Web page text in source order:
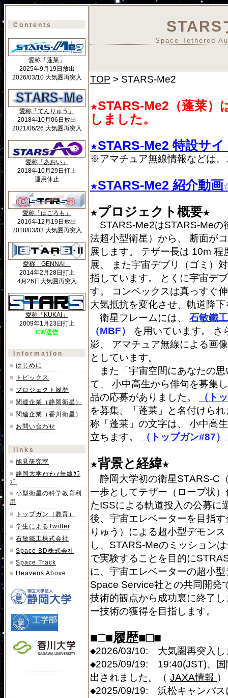
Contents
愛称「蓬莱」
2025年9月19日放出
2026/03/10 大気圏再突入
愛称「てんりゅう」
2018年10月06日放出
2021/06/26 大気圏再突入
愛称「あおい」
2018年10月29日打上
運用休止
愛称「はごろも」
2016年12月19日放出
2018/03/03 大気圏再突入
愛称「GENNAI」
2014年2月28日打上
4月26日大気圏再突入
愛称「KUKAI」
2009年1月23日打上
CW送信
Information
■ はじめに
■
トピックス
■ プロジェクト履歴
■ 関連企業（静岡衛星）
■ 関連企業（香川衛星）
■ お問い合わせ
links
■ 能見研究室
■ 静岡大学ｱﾏﾁｭｱ無線ｸﾗ
ﾌﾞ
■ 小型衛星の科学教育利
用
■
トップガン（教育）
■ 学生によるTwitter
■ 石敏鐵工株式会社
■ Space BD株式会社
■ Space Track
■ Heavens Above
STARS
Space Tethered
TOP > STARS-Me2
★STARS-Me2（蓬莱）
しました。
★STARS-Me2 特設サ
※アマチュア無線情報などは
★STARS-Me2 紹介動
★プロジェクト概要★
STARS-Me2はSTARS-Meの
法超小型衛星）から、 断面が
展します。 テザー長は 10m
展、 また宇宙デブリ（ゴミ）
指しています。 とくに宇宙デ
す。 コンベックスは真っすぐ
大気抵抗を変化させ、軌道降
衛星フレームには、 石敏鐵
（MBF）
を用いています。 さ
影、 アマチュア無線による画
としています。
また「宇宙空間にあなたの思
て、 小中高生から俳句を募集
品の応募がありました。
（ト
を募集、「蓬莱」と名付けら
称「蓬莱」の文字は、 小中高
立ちます。
（トップガン#87）
★背景と経緯★
静岡大学初の衛星STARS-C
一歩としてテザー（ロープ状
たISSによる軌道投入の公募に
後、宇宙エレベーターを目指
りゅう）による超小型デモン
し、STARS-Meのミッション
で実験することを目的に
に、宇宙エレベーターの超小
Space Service社との共同開発
技術的観点から成功裏に終了
ー技術の獲得を目指します。
■□■履歴■□■
◆2026/03/10: 大気圏再突入し
◆2025/09/19: 19:40(JST)、国
出されました。（ JAXA情報 ）
◆2025/09/19: 浜松キャンパス